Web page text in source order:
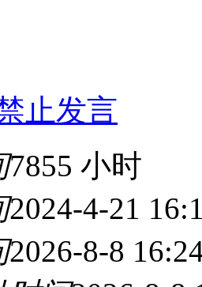
止发言
7855 小时
2024-4-21
2026-8-8